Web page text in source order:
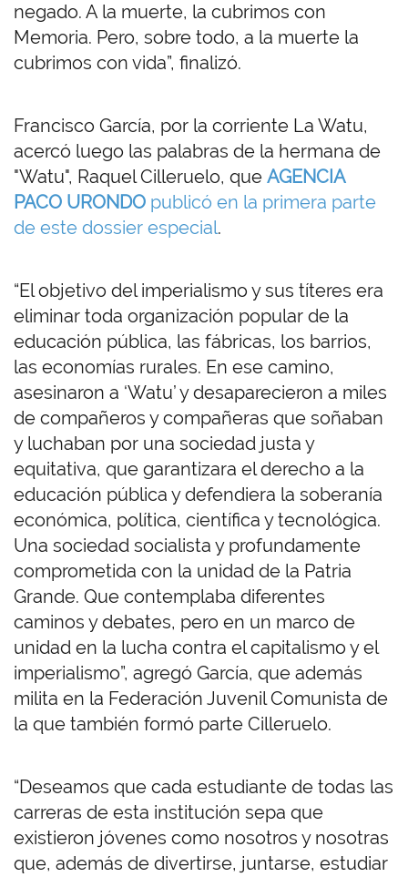
negado. A la muerte, la cubrimos con
Memoria. Pero, sobre todo, a la muerte la
cubrimos con vida”, finalizó.
Francisco García, por la corriente La Watu,
acercó luego las palabras de la hermana de
"Watu", Raquel Cilleruelo, que AGENCIA
PACO URONDO publicó en la primera parte
de este dossier especial.
“El objetivo del imperialismo y sus títeres era
eliminar toda organización popular de la
educación pública, las fábricas, los barrios,
las economías rurales. En ese camino,
asesinaron a ‘Watu’ y desaparecieron a miles
de compañeros y compañeras que soñaban
y luchaban por una sociedad justa y
equitativa, que garantizara el derecho a la
educación pública y defendiera la soberanía
económica, política, científica y tecnológica.
Una sociedad socialista y profundamente
comprometida con la unidad de la Patria
Grande. Que contemplaba diferentes
caminos y debates, pero en un marco de
unidad en la lucha contra el capitalismo y el
imperialismo”, agregó García, que además
milita en la Federación Juvenil Comunista de
la que también formó parte Cilleruelo.
“Deseamos que cada estudiante de todas las
carreras de esta institución sepa que
existieron jóvenes como nosotros y nosotras
que, además de divertirse, juntarse, estudiar